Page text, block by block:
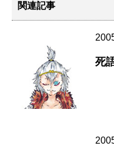
関連記事
死